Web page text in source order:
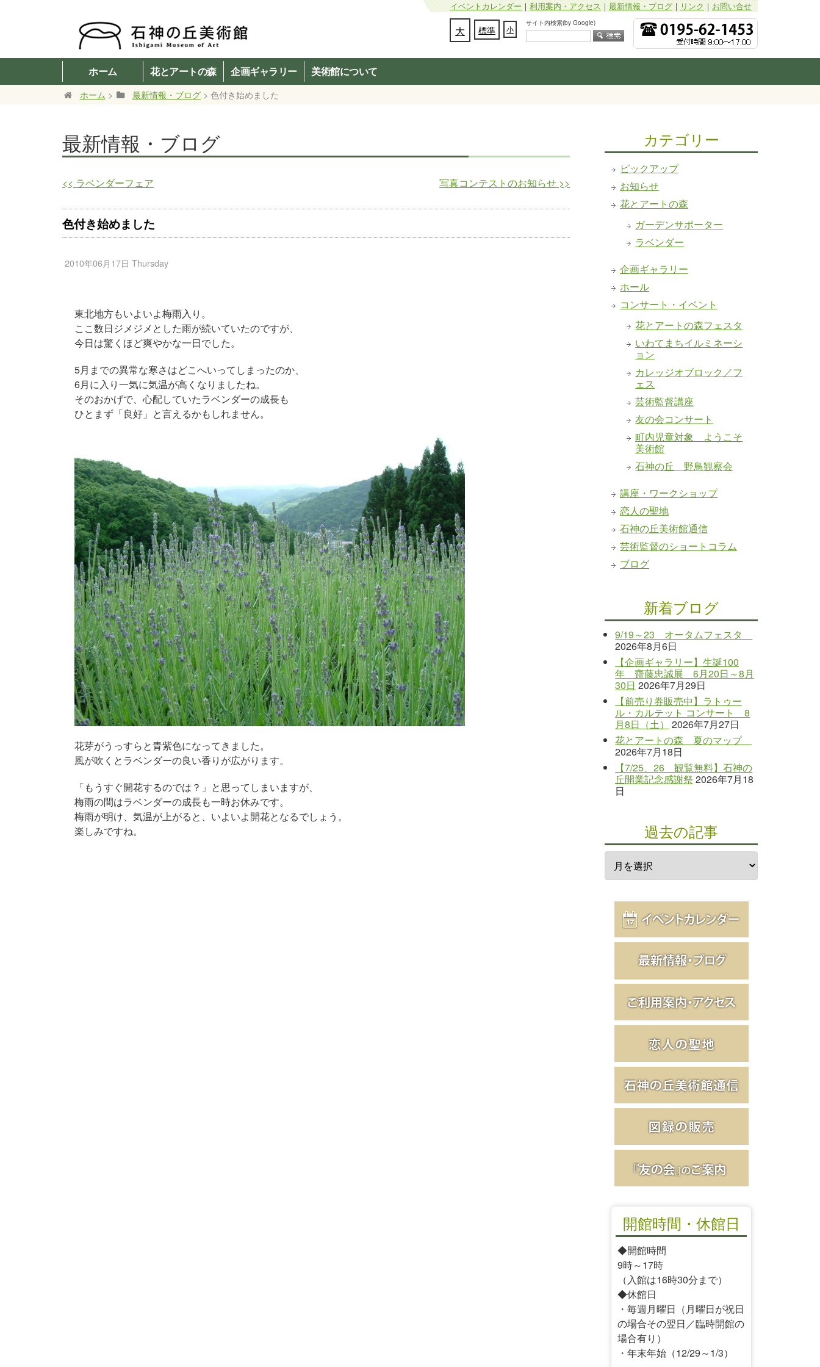
イベントカレンダー｜利用案内・アクセス｜最新情報・ブログ｜リンク｜お問い合せ
サイト内検索(by Google)
大 標準 小
ホーム 花とアートの森 企画ギャラリー 美術館について
ホーム > 最新情報・ブログ > 色付き始めました
最新情報・ブログ
<< ラベンダーフェア 写真コンテストのお知らせ >>
色付き始めました
2010年06月17日 Thursday
東北地方もいよいよ梅雨入り。
ここ数日ジメジメとした雨が続いていたのですが、
今日は驚くほど爽やかな一日でした。
5月までの異常な寒さはどこへいってしまったのか、
6月に入り一気に気温が高くなりましたね。
そのおかげで、心配していたラベンダーの成長も
ひとまず「良好」と言えるかもしれません。
花芽がうっすらと青紫色になってきました。
風が吹くとラベンダーの良い香りが広がります。
「もうすぐ開花するのでは？」と思ってしまいますが、
梅雨の間はラベンダーの成長も一時お休みです。
梅雨が明け、気温が上がると、いよいよ開花となるでしょう。
楽しみですね。
カテゴリー
ピックアップ
お知らせ
花とアートの森
ガーデンサポーター
ラベンダー
企画ギャラリー
ホール
コンサート・イベント
花とアートの森フェスタ
いわてまちイルミネーシ
ョン
カレッジオブロック／フ
ェス
芸術監督講座
友の会コンサート
町内児童対象 ようこそ
美術館
石神の丘 野鳥観察会
講座・ワークショップ
恋人の聖地
石神の丘美術館通信
芸術監督のショートコラム
ブログ
新着ブログ
9/19～23 オータムフェスタ
2026年8月6日
【企画ギャラリー】生誕100
年 齋藤忠誠展 6月20日～8月
30日 2026年7月29日
【前売り券販売中】ラトゥー
ル・カルテット コンサート 8
月8日（土）
2026年7月27日
花とアートの森 夏のマップ
2026年7月18日
【7/25、26 観覧無料】石神の
丘開業記念感謝祭 2026年7月18
日
過去の記事
開館時間・休館日
◆開館時間
9時～17時
（入館は16時30分まで）
◆休館日
・毎週月曜日（月曜日が祝日
の場合その翌日／臨時開館の
場合有り）
・年末年始（12/29～1/3）